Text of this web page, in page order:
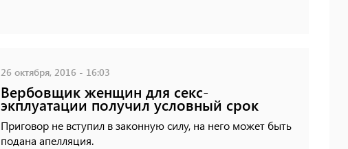
26 октября, 2016 - 16:03
Вербовщик женщин для секс-
экплуатации получил условный срок
Приговор не вступил в законную силу, на него может быть
подана апелляция.